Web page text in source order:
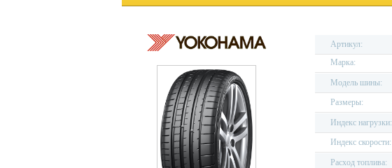
Артикул:
Марка:
Модель шины:
Размеры:
Индекс нагрузки:
Индекс скорости:
Расход топлива: